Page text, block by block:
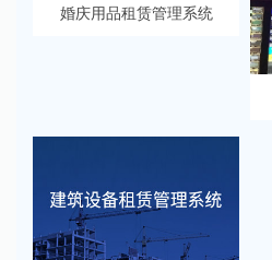
婚庆用品租赁管理系统